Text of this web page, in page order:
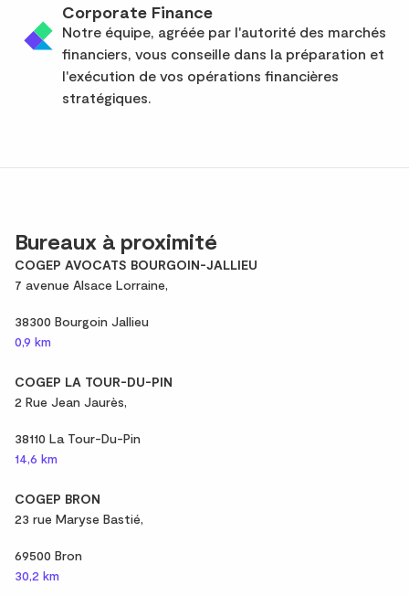
Corporate Finance
Notre équipe, agréée par l'autorité des marchés
financiers, vous conseille dans la préparation et
l'exécution de vos opérations financières
stratégiques.
Bureaux à proximité
COGEP AVOCATS BOURGOIN-JALLIEU
7 avenue Alsace Lorraine,
38300 Bourgoin Jallieu
0,9 km
COGEP LA TOUR-DU-PIN
2 Rue Jean Jaurès,
38110 La Tour-Du-Pin
14,6 km
COGEP BRON
23 rue Maryse Bastié,
69500 Bron
30,2 km